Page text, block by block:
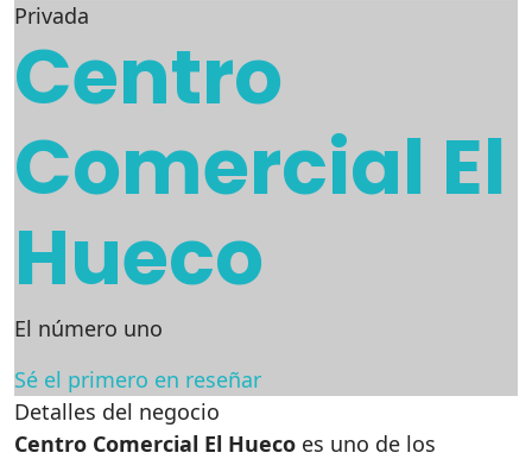
Privada
Centro
Comercial El
Hueco
El número uno
Sé el primero en reseñar
Detalles del negocio
Centro Comercial El Hueco es uno de los